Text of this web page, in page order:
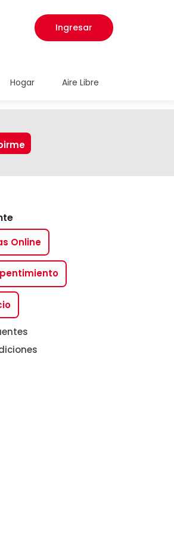
Ingresar
Hogar Aire Libre
Online